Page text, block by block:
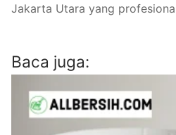
Jakarta Utara yang
Baca juga: